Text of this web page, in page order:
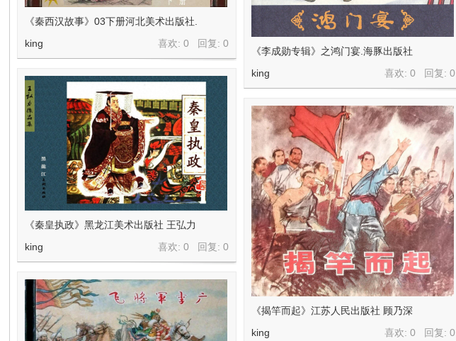
《秦西汉故事》03下册河北美术出版社.
喜欢: 0 回复:0
king
《李成勋专辑》之鸿门宴.海豚出版社
喜欢: 0 回复:0
king
《秦皇执政》黑龙江美术出版社 王弘力
喜欢: 0 回复:0
king
《揭竿而起》江苏人民出版社 顾乃深
喜欢: 0 回复:0
king